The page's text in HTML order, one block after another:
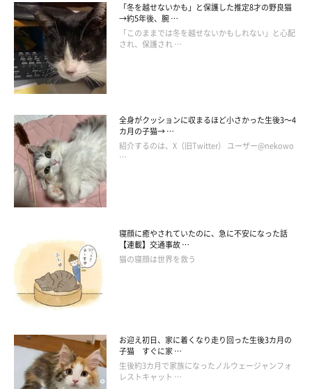
@sakamoto_0905
嫉妬するかのようなさかもとちゃんの反応は、
お前がまさか浮気するなんて…信じられない」
解したのでしょうか。
飼い主さん：
「帰ってからすぐに、お風呂入ったり洗濯したりと証拠隠滅。そ
お膝に座ってくれました！」
和解できてよかった…！
「冬を越せないかも」と保護した推定8才の野良猫
→約5年後、腕 …
「このままでは冬を越せないかもしれない」と心配
され、保護され …
全身がクッションに収まるほど小さかった生後3～4
カ月の子猫→ …
紹介するのは、X（旧Twitter） ユーザー@nekowo
…
寝顔に癒やされていたのに、急に不安になった話
【連載】交通事故 …
猫の寝顔は世界を救う
お迎え初日、家に着くなり走り回った生後3カ月の
子猫 すぐに家 …
生後約3カ月で家族になったノルウェージャンフォ
レストキャット …